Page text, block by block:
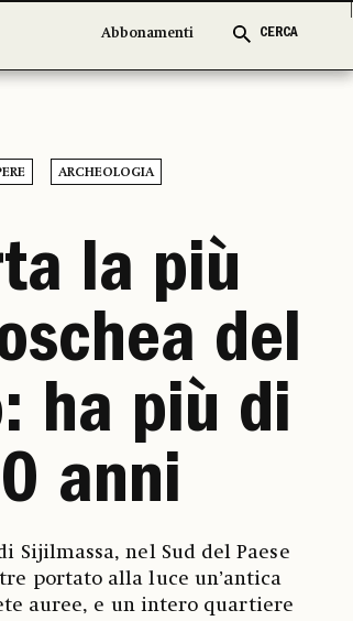
Abbonamenti CERCA
Abbonamenti CERCA
ARCHEOLOGIA
la più
del
ha più di
anni
Sijilmassa, nel Sud del Paese
portato alla luce un’antica
auree, e un intero quartiere